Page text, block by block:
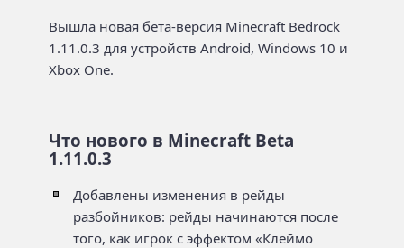
Вышла новая бета-версия Minecraft Bedrock
1.11.0.3 для устройств Android, Windows 10 и
Xbox One.
Что нового в Minecraft Beta
1.11.0.3
Добавлены изменения в рейды
разбойников: рейды начинаются после
того, как игрок с эффектом «Клеймо